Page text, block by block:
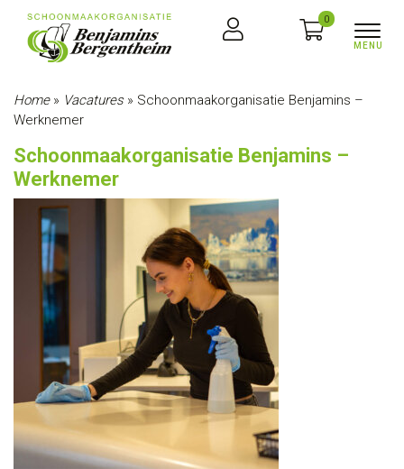
0
Home» Vacatures» Schoonmaakorganisatie Benjamins –
Werknemer
Schoonmaakorganisatie Benjamins –
Werknemer